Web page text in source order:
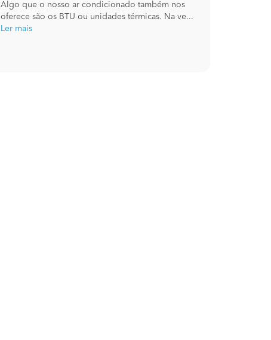
Algo que o nosso ar condicionado também nos
oferece são os BTU ou unidades térmicas. Na ve...
Ler mais